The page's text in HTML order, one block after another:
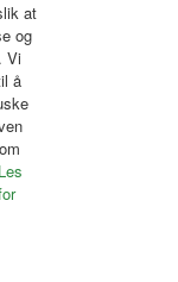
at
og
Vi
å
Les